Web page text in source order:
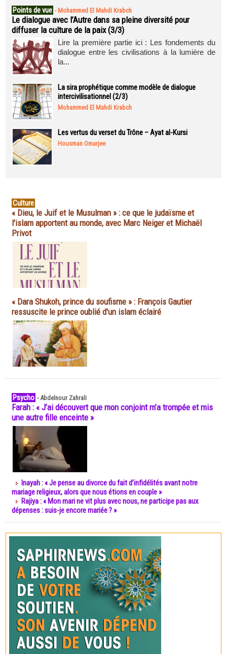
Points de vue - Mohammed El Mahdi Krabch
Le dialogue avec l’Autre dans sa pleine diversité pour
diffuser la culture de la paix (3/3)
Lire la première partie ici : Les fondements du
dialogue entre les civilisations à la lumière de
la...
La sira prophétique comme modèle de dialogue
intercivilisationnel (2/3)
Mohammed El Mahdi Krabch
Les vertus du verset du Trône – Ayat al-Kursi
Housman Omarjee
Culture
« Dieu, le Juif et le Musulman » : ce que le judaïsme et
l'islam apportent au monde, avec Marc Neiger et Michaël
Privot
« Dara Shukoh, prince du soufisme » : François Gautier
ressuscite le prince oublié d'un islam éclairé
Psycho -Abdelnour Zahrali
Farah : « J’ai découvert que mon conjoint m’a trompée et mis
une autre fille enceinte »
Inayah : « Je pense au divorce du fait d’infidélités avant notre
mariage religieux, alors que nous étions en couple »
Rajiya : « Mon mari ne vit plus avec nous, ne participe pas aux
dépenses : suis-je encore mariée ? »